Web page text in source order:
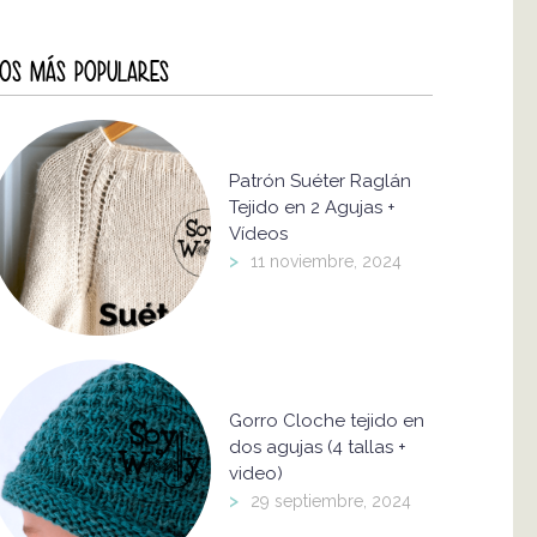
MÁS POPULARES
Patrón Suéter Raglán
Tejido en 2 Agujas +
Vídeos
> 11 noviembre, 2024
Gorro Cloche tejido en
dos agujas (4 tallas +
video)
> 29 septiembre, 2024